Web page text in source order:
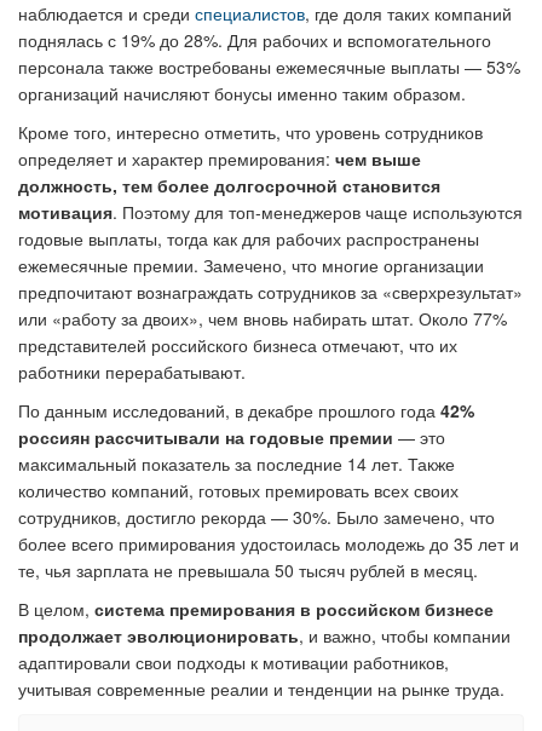
наблюдается и среди специалистов, где доля таких компаний
поднялась с 19% до 28%. Для рабочих и вспомогательного
персонала также востребованы ежемесячные выплаты — 53%
организаций начисляют бонусы именно таким образом.
Кроме того, интересно отметить, что уровень сотрудников
определяет и характер премирования: чем выше
должность, тем более долгосрочной становится
мотивация. Поэтому для топ-менеджеров чаще используются
годовые выплаты, тогда как для рабочих распространены
ежемесячные премии. Замечено, что многие организации
предпочитают вознаграждать сотрудников за «сверхрезультат»
или «работу за двоих», чем вновь набирать штат. Около 77%
представителей российского бизнеса отмечают, что их
работники перерабатывают.
По данным исследований, в декабре прошлого года 42%
россиян рассчитывали на годовые премии — это
максимальный показатель за последние 14 лет. Также
количество компаний, готовых премировать всех своих
сотрудников, достигло рекорда — 30%. Было замечено, что
более всего примирования удостоилась молодежь до 35 лет и
те, чья зарплата не превышала 50 тысяч рублей в месяц.
В целом, система премирования в российском бизнесе
продолжает эволюционировать, и важно, чтобы компании
адаптировали свои подходы к мотивации работников,
учитывая современные реалии и тенденции на рынке труда.